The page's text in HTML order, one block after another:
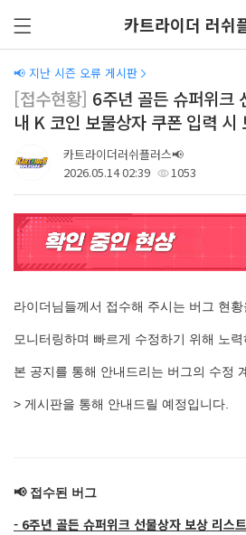
카트라이더 러쉬
📢 지난 시즌 오류 게시판
[접수현황] 6주년 골든 슈퍼위크
내 K 코인 보물상자 쿠폰 입력 시
카트라이더러쉬플러스📢
2026.05.14 02:39
1053
라이더님들께서 접수해 주시는 버그 현
모니터링하며 빠르게 수정하기 위해 노
본 공지를 통해 안내드리는 버그의 수정
> 게시판을 통해 안내드릴 예정입니다.
📢 접수된 버그
- 6주년 골든 슈퍼위크 선물상자 보상 리스